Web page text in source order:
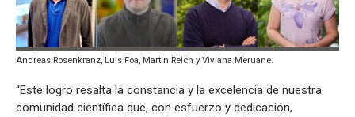
Andreas Rosenkranz, Luis Foa, Martin Reich y Viviana Meruane.
“Este logro resalta la constancia y la excelencia de nuestra
comunidad científica que, con esfuerzo y dedicación,